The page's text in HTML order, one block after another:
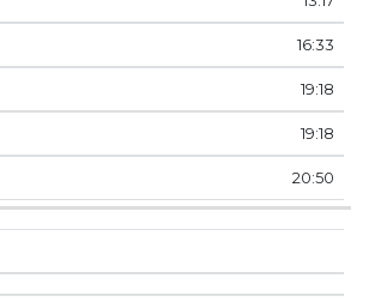
16:33
19:18
19:18
20:50